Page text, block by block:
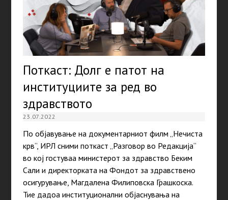
Поткаст: Долг е патот на
институциите за ред во
здравството
23.07.2022
По објавување на документарниот филм „Нечиста
крв“, ИРЛ сними поткаст „Разговор во Редакција“
во кој гостуваа министерот за здравство Беким
Сали и директорката на Фондот за здравствено
осигурување, Магдалена Филиповска Грашкоска.
Тие дадоа институционални објаснувања на